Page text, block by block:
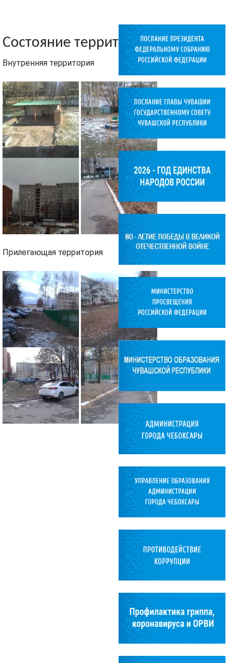
Состояние территории
Внутренняя территория
Прилегающая территория